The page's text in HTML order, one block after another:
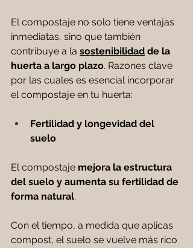
El compostaje no solo tiene ventajas
inmediatas, sino que también
contribuye a la sostenibilidad de la
huerta a largo plazo. Razones clave
por las cuales es esencial incorporar
el compostaje en tu huerta:
Fertilidad y longevidad del
suelo
El compostaje mejora la estructura
del suelo y aumenta su fertilidad de
forma natural.
Con el tiempo, a medida que aplicas
compost, el suelo se vuelve más rico